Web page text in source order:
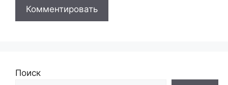
Поиск